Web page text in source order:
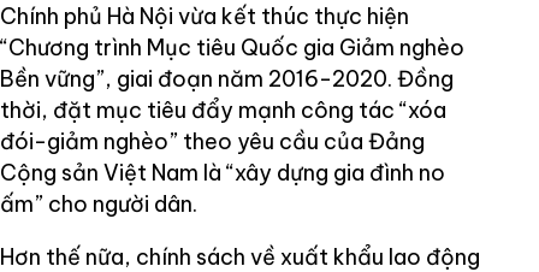
Chính phủ Hà Nội vừa kết thúc thực hiện
“Chương trình Mục tiêu Quốc gia Giảm nghèo
Bền vững”, giai đoạn năm 2016-2020. Đồng
thời, đặt mục tiêu đẩy mạnh công tác “xóa
đói-giảm nghèo” theo yêu cầu của Đảng
Cộng sản Việt Nam là “xây dựng gia đình no
ấm” cho người dân.
Hơn thế nữa, chính sách về xuất khẩu lao động